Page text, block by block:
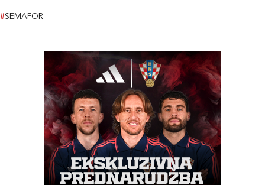
#SEMAFOR